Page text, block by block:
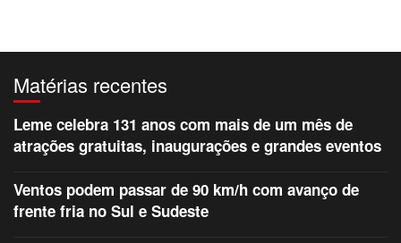
Matérias recentes
Leme celebra 131 anos com mais de um mês de
atrações gratuitas, inaugurações e grandes eventos
Ventos podem passar de 90 km/h com avanço de
frente fria no Sul e Sudeste